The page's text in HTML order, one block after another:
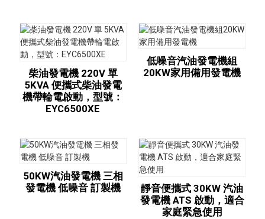
柴油發電機 220V 單
5KVA 便攜式柴油發電
機帶輪電啟動，型號：
EYC6500XE
低噪音汽油發電機組
20KW家用備用發電機
50KW汽油發電機 三相
發電機 低噪音 訂製機
靜音便攜式 30KW 汽油
發電機 ATS 啟動，適合
家庭緊急使用